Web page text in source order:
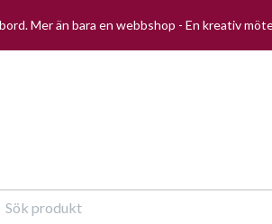
Mer än bara en webbshop - En kreativ